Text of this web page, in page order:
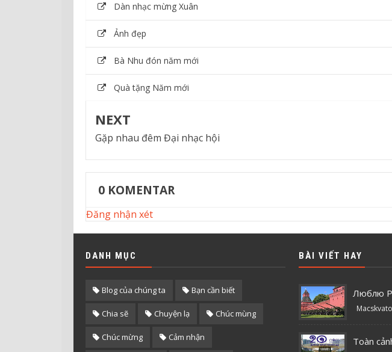
Dàn nhạc mừng Xuân
Ảnh đẹp
Bà Nhu đón năm mới
Quà tặng Năm mới
NEXT
Gặp nhau đêm Đại nhạc hội
0 KOMENTAR
Đăng nhận xét
DANH MỤC
Blog của chúng ta Bạn cần biết
Chia sẽ Chuyện lạ Chúc mùng
Chúc mừng Cảm nhận
BÀI VIẾT HAY
Люблю
Toàn